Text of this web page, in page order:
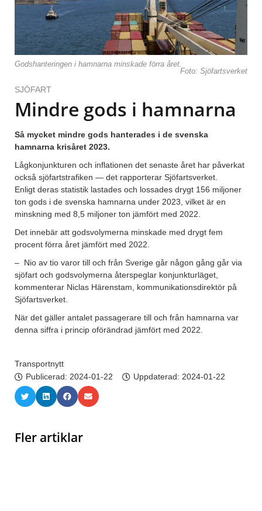
Godshanteringen i hamnarna minskade förra året.
Foto: Sjöfartsverket
SJÖFART
Mindre gods i hamnarna
Så mycket mindre gods hanterades i de svenska
hamnarna krisåret 2023.
Lågkonjunkturen och inflationen det senaste året har påverkat
också sjöfartstrafiken — det rapporterar Sjöfartsverket.
Enligt deras statistik lastades och lossades drygt 156 miljoner
ton gods i de svenska hamnarna under 2023, vilket är en
minskning med 8,5 miljoner ton jämfört med 2022.
Det innebär att godsvolymerna minskade med drygt fem
procent förra året jämfört med 2022.
– Nio av tio varor till och från Sverige går någon gång går via
sjöfart och godsvolymerna återspeglar konjunkturläget,
kommenterar Niclas Härenstam, kommunikationsdirektör på
Sjöfartsverket.
När det gäller antalet passagerare till och från hamnarna var
denna siffra i princip oförändrad jämfört med 2022.
Transportnytt
Publicerad: 2024-01-22 Uppdaterad: 2024-01-22
Fler artiklar